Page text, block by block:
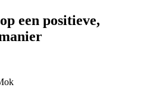
een positieve,